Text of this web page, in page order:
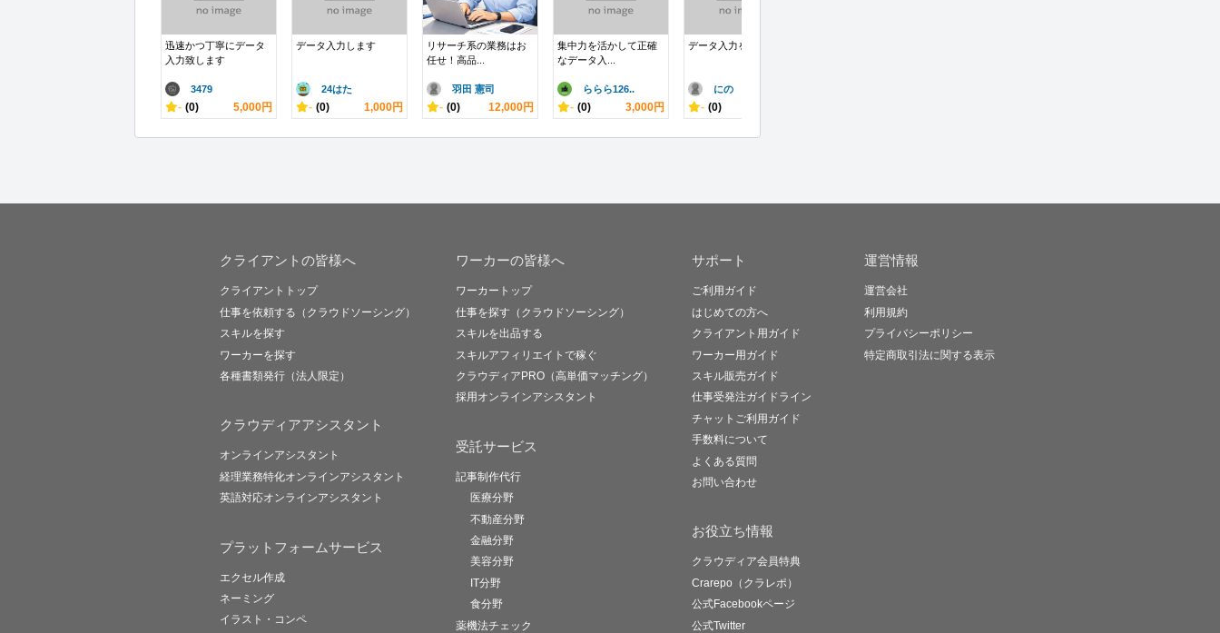
迅速かつ丁寧にデータ
入力致します
3479
- (0) 5,000円
データ入力します
24はた
- (0) 1,000円
リサーチ系の業務はお
任せ！高品...
羽田 憲司
- (0) 12,000円
集中力を活かして正確
なデータ入...
ららら126..
- (0) 3,000円
データ入力を行います
にの
- (0)
クライアントの皆様へ
クライアントトップ
仕事を依頼する（クラウドソーシング）
スキルを探す
ワーカーを探す
各種書類発行（法人限定）
クラウディアアシスタント
オンラインアシスタント
経理業務特化オンラインアシスタント
英語対応オンラインアシスタント
プラットフォームサービス
エクセル作成
ネーミング
イラスト・コンペ
ワーカーの皆様へ
ワーカートップ
仕事を探す（クラウドソーシング）
スキルを出品する
スキルアフィリエイトで稼ぐ
クラウディアPRO（高単価マッチング）
採用オンラインアシスタント
受託サービス
記事制作代行
医療分野
不動産分野
金融分野
美容分野
IT分野
食分野
薬機法チェック
サポート
ご利用ガイド
はじめての方へ
クライアント用ガイド
ワーカー用ガイド
スキル販売ガイド
仕事受発注ガイドライン
チャットご利用ガイド
手数料について
よくある質問
お問い合わせ
お役立ち情報
クラウディア会員特典
Crarepo（クラレポ）
公式Facebookページ
公式Twitter
運営情報
運営会社
利用規約
プライバシーポリシー
特定商取引法に関する表示